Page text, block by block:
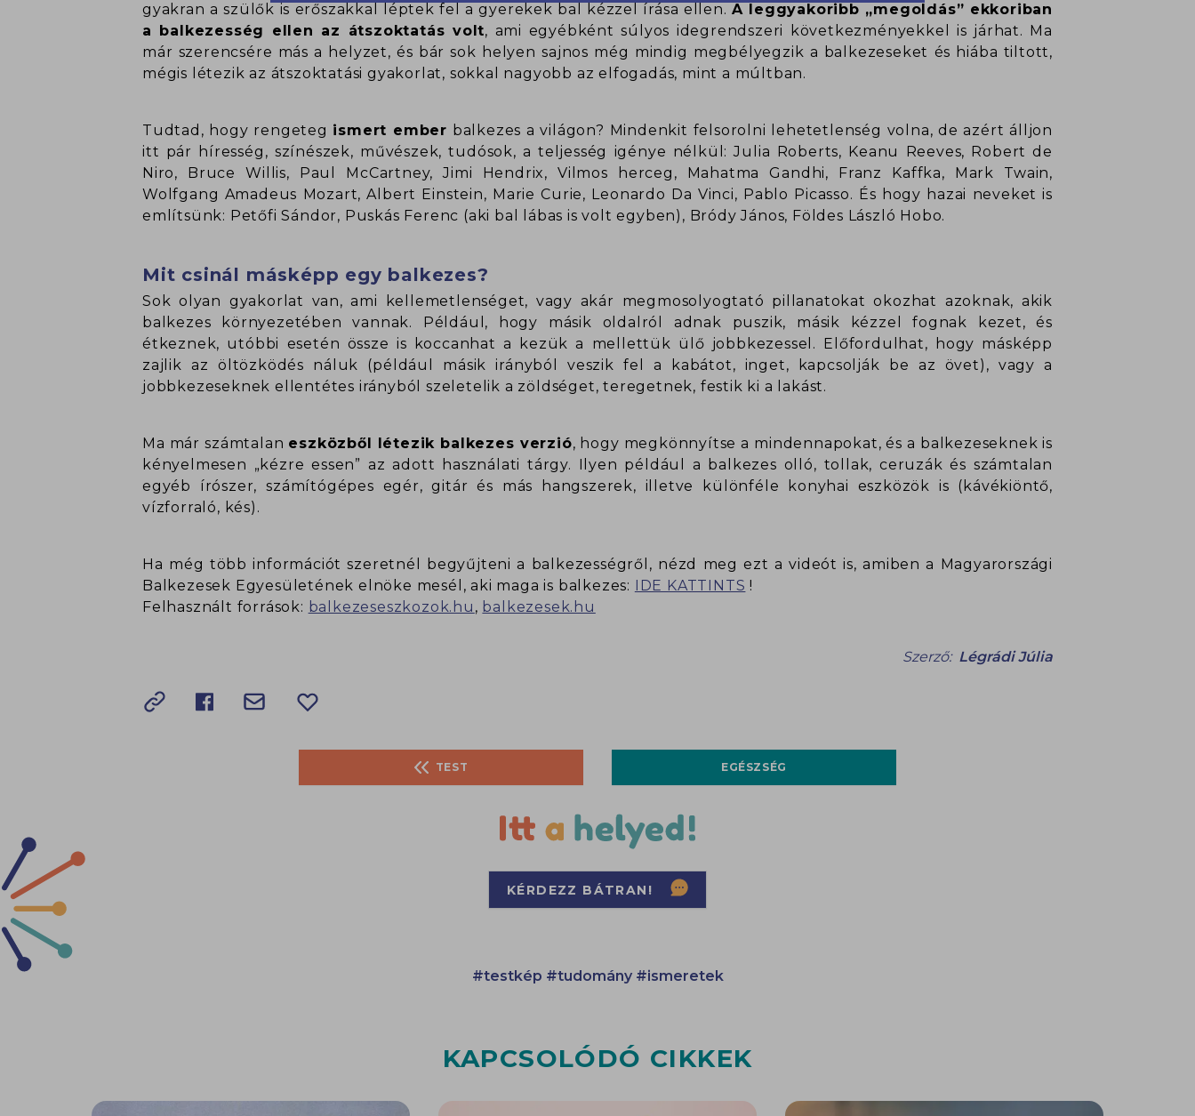
gyakran a szülők is erőszakkal léptek fel a gyerekek bal kézzel írása ellen.A leggyakoribb „megoldás” ekkoriban
a balkezesség ellen az átszoktatás volt, ami egyébként súlyos idegrendszeri következményekkel is járhat. Ma
már szerencsére más a helyzet, és bár sok helyen sajnos még mindig megbélyegzik a balkezeseket és hiába tiltott,
mégis létezik az átszoktatási gyakorlat, sokkal nagyobb az elfogadás, mint a múltban.
Tudtad, hogy rengeteg ismert ember balkezes a világon? Mindenkit felsorolni lehetetlenség volna, de azért álljon
itt pár híresség, színészek, művészek, tudósok, a teljesség igénye nélkül: Julia Roberts, Keanu Reeves, Robert de
Niro, Bruce Willis, Paul McCartney, Jimi Hendrix, Vilmos herceg, Mahatma Gandhi, Franz Kaffka, Mark Twain,
Wolfgang Amadeus Mozart, Albert Einstein, Marie Curie, Leonardo Da Vinci, Pablo Picasso. És hogy hazai neveket is
említsünk: Petőfi Sándor, Puskás Ferenc (aki bal lábas is volt egyben), Bródy János, Földes László Hobo.
Mit csinál másképp egy balkezes?
Sok olyan gyakorlat van, ami kellemetlenséget, vagy akár megmosolyogtató pillanatokat okozhat azoknak, akik
balkezes környezetében vannak. Például, hogy másik oldalról adnak puszik, másik kézzel fognak kezet, és
étkeznek, utóbbi esetén össze is koccanhat a kezük a mellettük ülő jobbkezessel. Előfordulhat, hogy másképp
zajlik az öltözködés náluk (például másik irányból veszik fel a kabátot, inget, kapcsolják be az övet), vagy a
jobbkezeseknek ellentétes irányból szeletelik a zöldséget, teregetnek, festik ki a lakást.
Ma már számtalan eszközből létezik balkezes verzió, hogy megkönnyítse a mindennapokat, és a balkezeseknek is
kényelmesen „kézre essen” az adott használati tárgy. Ilyen például a balkezes olló, tollak, ceruzák és számtalan
egyéb írószer, számítógépes egér, gitár és más hangszerek, illetve különféle konyhai eszközök is (kávékiöntő,
vízforraló, kés).
Ha még több információt szeretnél begyűjteni a balkezességről, nézd meg ezt a videót is, amiben a Magyarországi
Balkezesek Egyesületének elnöke mesél, aki maga is balkezes: IDE KATTINTS !
Felhasznált források: balkezeseszkozok.hu , balkezesek.hu
Szerző: Légrádi Júlia
TEST EGÉSZSÉG
KÉRDEZZ BÁTRAN!
#testkép #tudomány #ismeretek
KAPCSOLÓDÓ CIKKEK